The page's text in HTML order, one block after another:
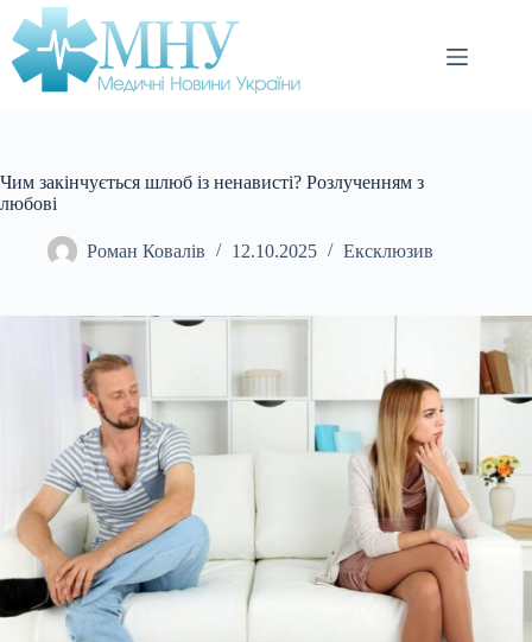
Перейти
до
вмісту
Чим закінчується шлюб із ненависті? Розлученням з
любові
Роман Ковалів 12.10.2025 Ексклюзив